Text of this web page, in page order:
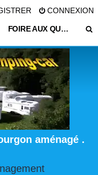
CONNEXION
FOIRE AUX QUESTIONS (QUESTIONS POSÉES FRÉQUEMMENT)
aménagé .